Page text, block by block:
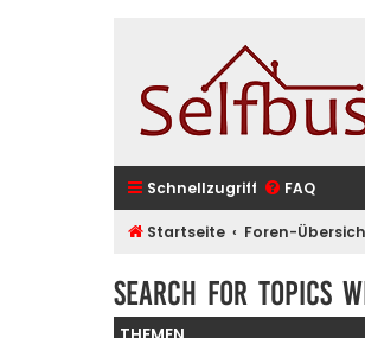
Schnellzugriff FAQ
Startseite Foren-
Search for topics